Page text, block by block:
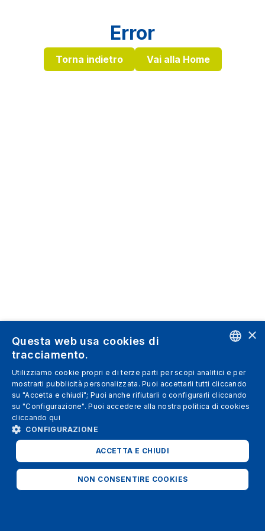
Error
Torna indietro Vai alla Home
SPANISH
ITALIAN
FRENCH
×
Questa web usa cookies di
tracciamento.
Utilizziamo cookie propri e di terze parti per scopi analitici e per
mostrarti pubblicità personalizzata. Puoi accettarli tutti cliccando
su "Accetta e chiudi"; Puoi anche rifiutarli o configurarli cliccando
su "Configurazione". Puoi accedere alla nostra politica di cookies
cliccando qui
CONFIGURAZIONE
ACCETTA E CHIUDI
NON CONSENTIRE COOKIES